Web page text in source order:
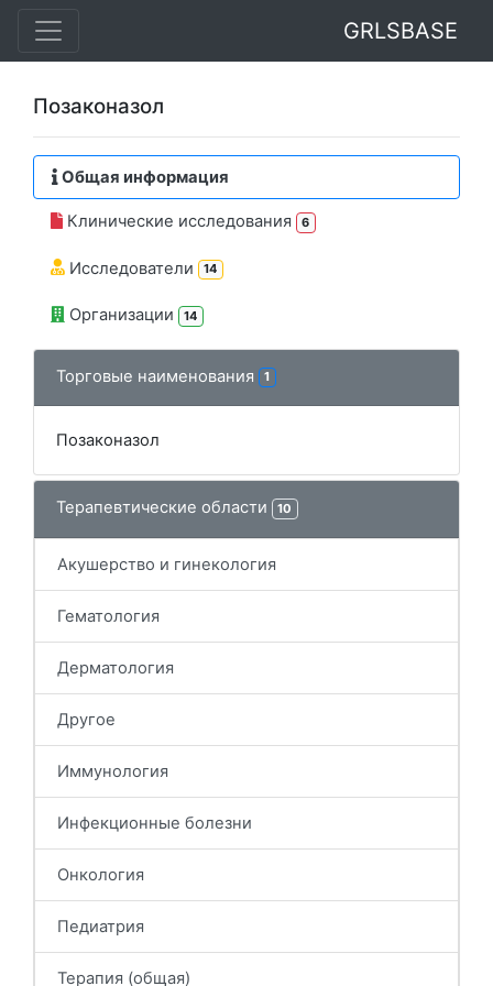
GRLSBASE
Позаконазол
Общая информация
Клинические исследования 6
Исследователи 14
Организации 14
Торговые наименования 1
Позаконазол
Терапевтические области 10
Акушерство и гинекология
Гематология
Дерматология
Другое
Иммунология
Инфекционные болезни
Онкология
Педиатрия
Терапия (общая)